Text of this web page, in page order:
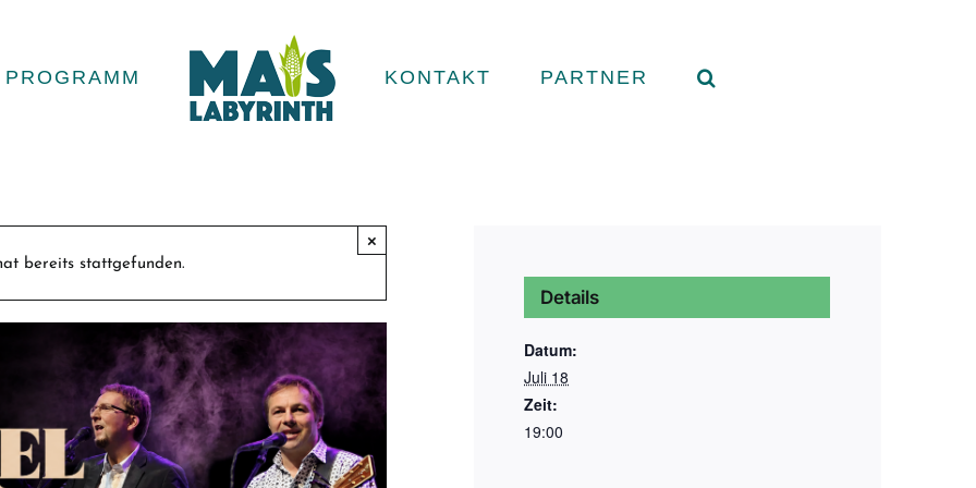
PROGRAMM KONTAKT PARTNER
bereits stattgefunden.
×
Details
Datum:
Juli 18
Zeit:
19:00